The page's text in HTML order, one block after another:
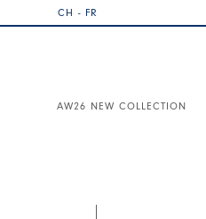
CH - FR
AW26 NEW COLLECTION